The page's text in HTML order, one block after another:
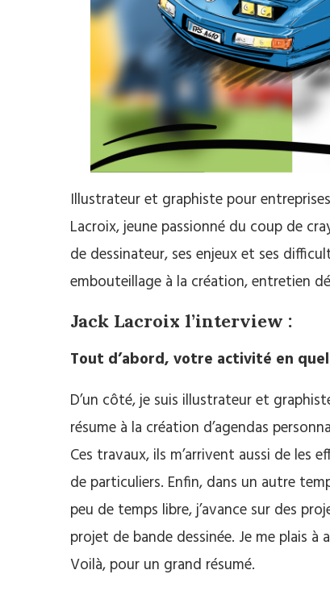
Illustrateur et graphiste pour
Lacroix, jeune passionné du coup de
de dessinateur, ses enjeux et ses
embouteillage à la création, entretien
Jack Lacroix l’interview :
Tout d’abord, votre activité en
D’un côté, je suis illustrateur et
résume à la création d’agendas
Ces travaux, ils m’arrivent aussi de les
de particuliers. Enfin, dans un autre
peu de temps libre, j’avance sur des
projet de bande dessinée. Je me plais
Voilà, pour un grand résumé.